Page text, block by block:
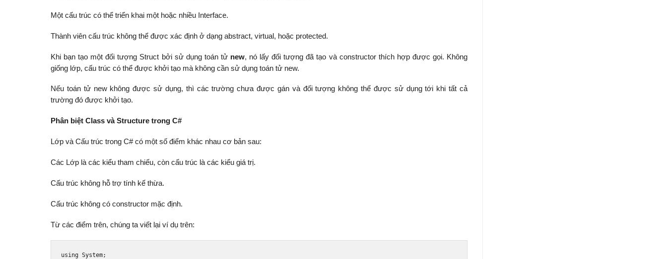
Một cấu trúc có thể triển khai một hoặc nhiều Interface.
Thành viên cấu trúc không thể được xác định ở dạng abstract, virtual, hoặc protected.
Khi bạn tạo một đối tượng Struct bởi sử dụng toán tử new, nó lấy đối tượng đã tạo và constructor thích hợp được gọi. Không
giống lớp, cấu trúc có thể được khởi tạo mà không cần sử dụng toán tử new.
Nếu toán tử new không được sử dụng, thì các trường chưa được gán và đối tượng không thể được sử dụng tới khi tất cả
trường đó được khởi tạo.
Phân biệt Class và Structure trong C#
Lớp và Cấu trúc trong C# có một số điểm khác nhau cơ bản sau:
Các Lớp là các kiểu tham chiếu, còn cấu trúc là các kiểu giá trị.
Cấu trúc không hỗ trợ tính kế thừa.
Cấu trúc không có constructor mặc định.
Từ các điểm trên, chúng ta viết lại ví dụ trên:
using System;